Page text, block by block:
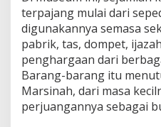
terpajang mulai dari
digunakannya semasa
pabrik, tas, dompet,
penghargaan dari
Barang-barang itu
Marsinah, dari masa
perjuangannya sebagai